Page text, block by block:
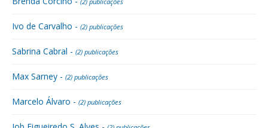
Ivo de Carvalho - (2) publicações
Sabrina Cabral - (2) publicações
Max Sarney - (2) publicações
Marcelo Álvaro - (2) publicações